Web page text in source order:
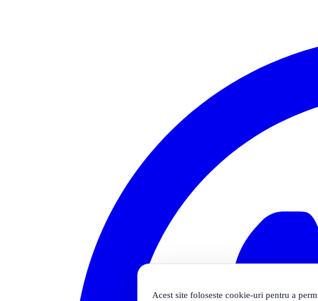
Acest site foloseste cookie-uri pentru a